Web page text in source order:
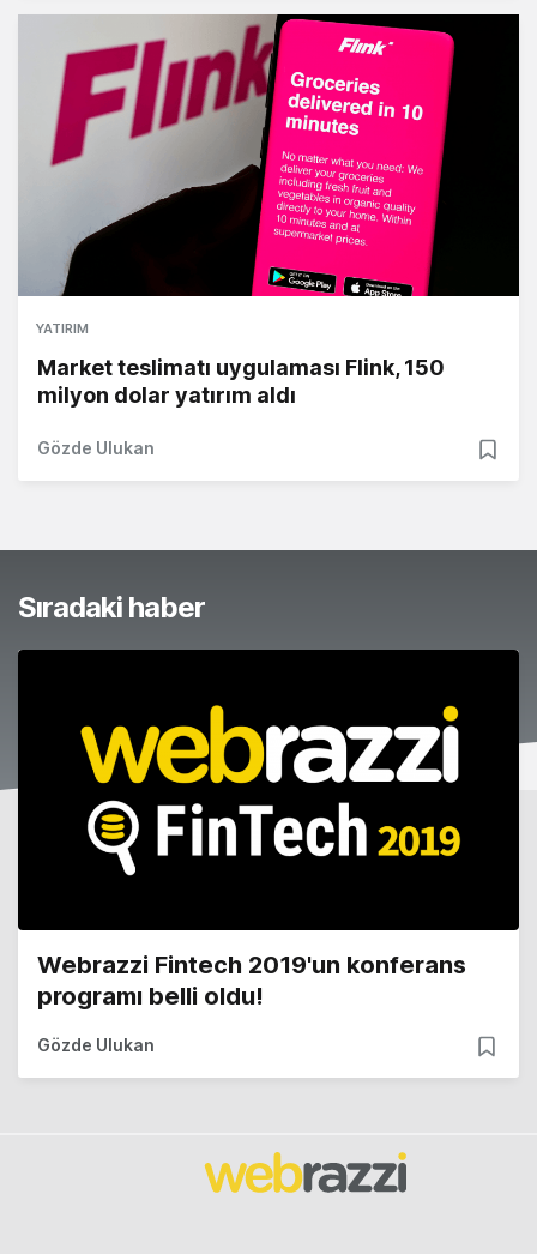
YATIRIM
Market teslimatı uygulaması Flink, 150
milyon dolar yatırım aldı
Gözde Ulukan
Sıradaki haber
Webrazzi Fintech 2019'un konferans
programı belli oldu!
Gözde Ulukan